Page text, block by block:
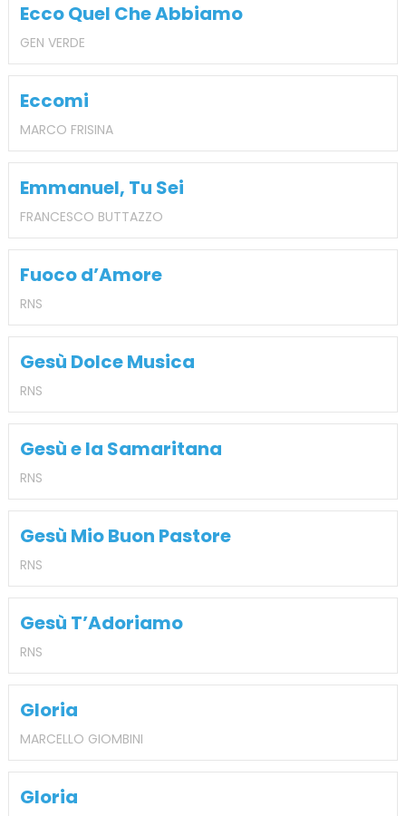
Ecco Quel Che Abbiamo
GEN VERDE
Eccomi
MARCO FRISINA
Emmanuel, Tu Sei
FRANCESCO BUTTAZZO
Fuoco d’Amore
RNS
Gesù Dolce Musica
RNS
Gesù e la Samaritana
RNS
Gesù Mio Buon Pastore
RNS
Gesù T’Adoriamo
RNS
Gloria
MARCELLO GIOMBINI
Gloria